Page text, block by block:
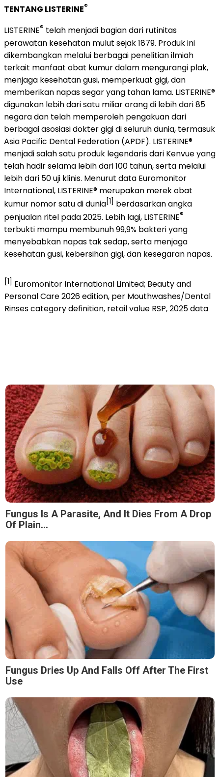
TENTANG LISTERINE®
LISTERINE® telah menjadi bagian dari rutinitas
perawatan kesehatan mulut sejak 1879. Produk ini
dikembangkan melalui berbagai penelitian ilmiah
terkait manfaat obat kumur dalam mengurangi plak,
menjaga kesehatan gusi, memperkuat gigi, dan
memberikan napas segar yang tahan lama. LISTERINE®
digunakan lebih dari satu miliar orang di lebih dari 85
negara dan telah memperoleh pengakuan dari
berbagai asosiasi dokter gigi di seluruh dunia, termasuk
Asia Pacific Dental Federation (APDF). LISTERINE®
menjadi salah satu produk legendaris dari Kenvue yang
telah hadir selama lebih dari 100 tahun, serta melalui
lebih dari 50 uji klinis. Menurut data Euromonitor
International, LISTERINE® merupakan merek obat
kumur nomor satu di dunia[1] berdasarkan angka
penjualan ritel pada 2025. Lebih lagi, LISTERINE®
terbukti mampu membunuh 99,9% bakteri yang
menyebabkan napas tak sedap, serta menjaga
kesehatan gusi, kebersihan gigi, dan kesegaran napas.
[1] Euromonitor International Limited; Beauty and
Personal Care 2026 edition, per Mouthwashes/Dental
Rinses category definition, retail value RSP, 2025 data
Fungus Is A Parasite, And It Dies From A Drop
Of Plain...
Fungus Dries Up And Falls Off After The First
Use